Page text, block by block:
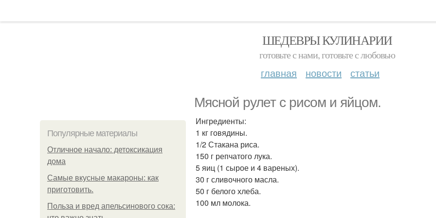
ШЕДЕВРЫ КУЛИНАРИИ
готовьте с нами, готовьте с любовью
главная новости статьи
Мясной рулет с рисом и яйцом.
Популярные материалы
Отличное начало: детоксикация
дома
Самые вкусные макароны: как
приготовить.
Польза и вред апельсинового сока:
Ингредиенты:
1 кг говядины.
1/2 Стакана риса.
150 г репчатого лука.
5 яиц (1 сырое и 4 вареных).
30 г сливочного масла.
50 г белого хлеба.
100 мл молока.